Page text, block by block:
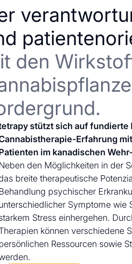
den
stützt sich auf
Erfahrung
im kanadischen
den Möglichkeiten in der
breite therapeutische
psychischer
Symptome wie
Stress einhergehen.
können verschiedene
Ressourcen sowie